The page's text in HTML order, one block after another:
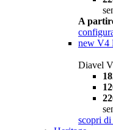
A
new V4
Diavel
scopri di